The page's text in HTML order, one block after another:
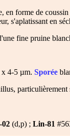
en forme de
s'aplatissant en
fine pruine
x 4-5 µm. Sporée
02 (d,p) ; Lin-81